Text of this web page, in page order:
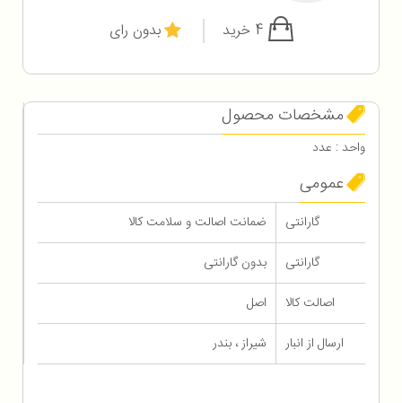
بدون رای
مشخصات محصول
واحد : عدد
عمومی
گارانتی
ضمانت اصالت و سلامت کالا
گارانتی
بدون گارانتی
اصالت کالا
اصل
ارسال از انبار
شیراز ، بندر